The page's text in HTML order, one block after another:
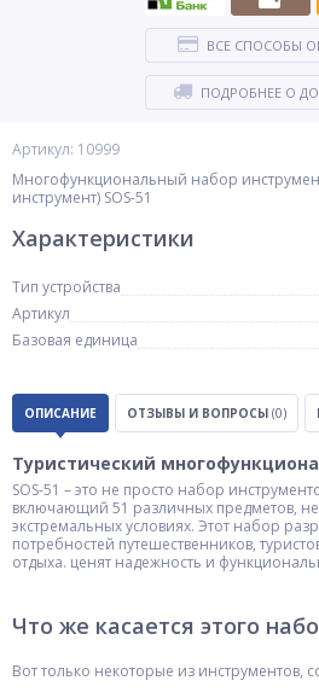
Артикул: 10999
Многофункциональный набор
инструмент) SOS-51
ВСЕ СПОСОБЫ
ПОДРОБНЕЕ О
Характеристики
Тип устройства
Артикул
Базовая единица
ОПИСАНИЕ ОТЗЫВЫ И ВОПРОСЫ (0)
Туристический
SOS-51 – это не просто набор
включающий 51 различных предметов,
экстремальных условиях. Этот набор
потребностей путешественников,
отдыха. ценят надежность и
Что же касается этого
Вот только некоторые из инструментов,